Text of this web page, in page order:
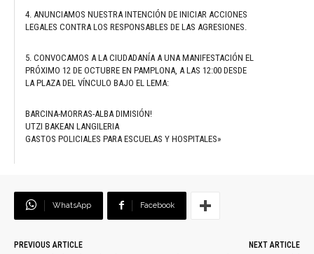
4. ANUNCIAMOS NUESTRA INTENCIÓN DE INICIAR ACCIONES
LEGALES CONTRA LOS RESPONSABLES DE LAS AGRESIONES.
5. CONVOCAMOS A LA CIUDADANÍA A UNA MANIFESTACIÓN EL
PRÓXIMO 12 DE OCTUBRE EN PAMPLONA, A LAS 12:00 DESDE
LA PLAZA DEL VÍNCULO BAJO EL LEMA:
BARCINA-MORRAS-ALBA DIMISIÓN!
UTZI BAKEAN LANGILERIA
GASTOS POLICIALES PARA ESCUELAS Y HOSPITALES»
WhatsApp Facebook
PREVIOUS ARTICLE
NEXT ARTICLE